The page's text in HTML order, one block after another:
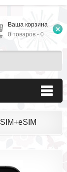
Ваша корзина
0 товаров - 0